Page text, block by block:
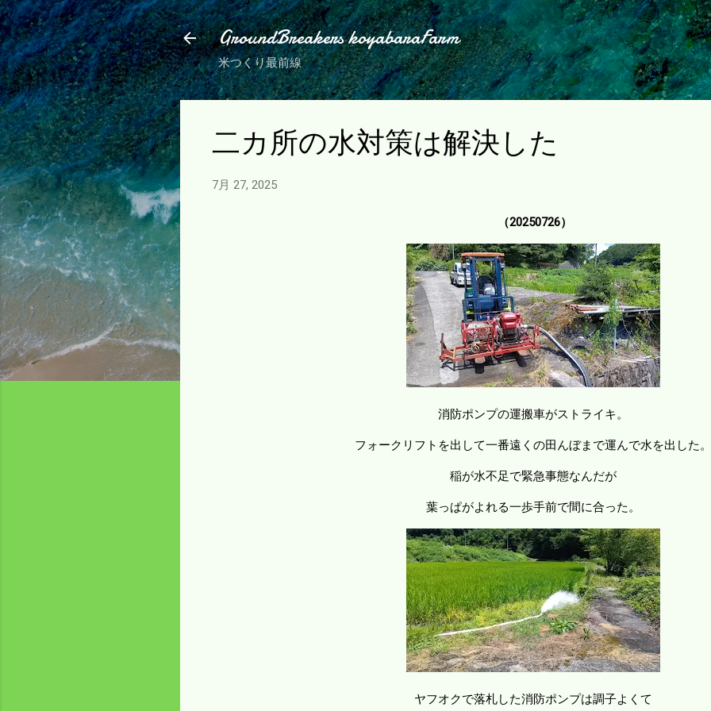
スキップしてメイン コンテンツに移動
GroundBreakers koyabaraFarm
米つくり最前線
二カ所の水対策は解決した
7月 27, 2025
（20250726）
消防ポンプの運搬車がストライキ。
フォークリフトを出して一番遠くの田んぼまで運んで水を出した。
稲が水不足で緊急事態なんだが
葉っぱがよれる一歩手前で間に合った。
ヤフオクで落札した消防ポンプは調子よくて